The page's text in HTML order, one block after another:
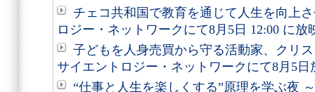
チェコ共和国で教育を通じて人生を向上
ロジー・ネットワークにて8月5日 12:00 に放
子どもを人身売買から守る活動家、クリ
サイエントロジー・ネットワークにて8月5
“仕事と人生を楽しくする”原理を学ぶ夜